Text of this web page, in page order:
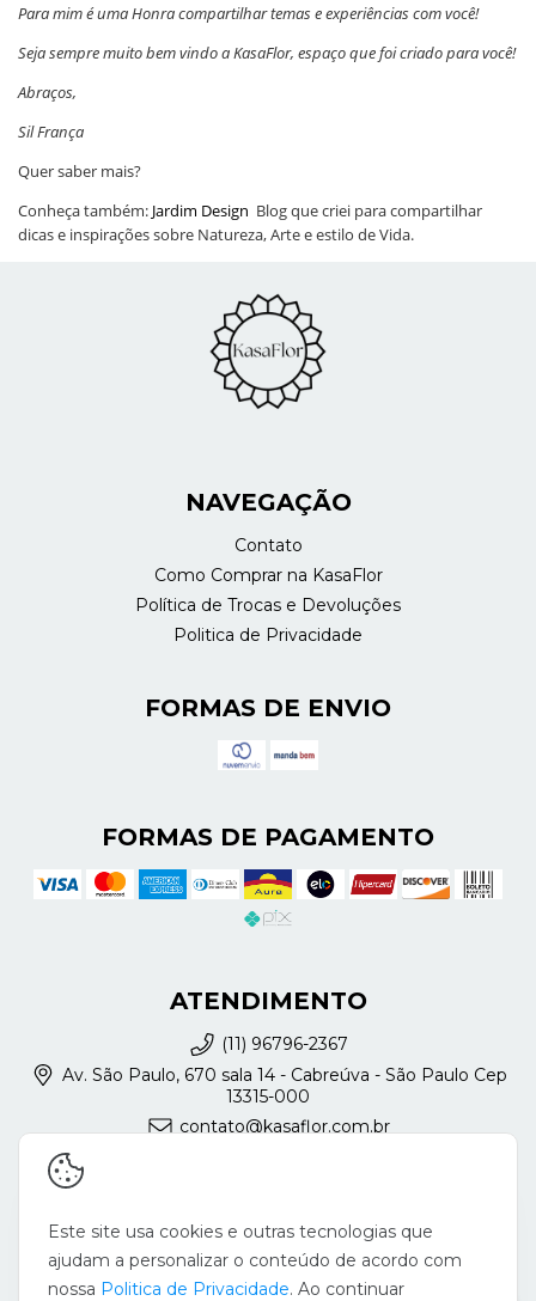
Para mim é uma Honra compartilhar temas e experiências com você!
Seja sempre muito bem vindo a KasaFlor, espaço que foi criado para você!
Abraços,
Sil França
Quer saber mais?
Conheça também: Jardim Design Blog que criei para compartilhar
dicas e inspirações sobre Natureza, Arte e estilo de Vida.
NAVEGAÇÃO
Contato
Como Comprar na KasaFlor
Política de Trocas e Devoluções
Politica de Privacidade
FORMAS DE ENVIO
FORMAS DE PAGAMENTO
ATENDIMENTO
(11) 96796-2367
Av. São Paulo, 670 sala 14 - Cabreúva - São Paulo Cep
13315-000
contato@kasaflor.com.br
Este site usa cookies e outras tecnologias que
ajudam a personalizar o conteúdo de acordo com
nossa Politica de Privacidade. Ao continuar